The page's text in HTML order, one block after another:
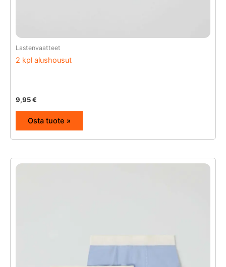
Lastenvaatteet
2 kpl alushousut
9,95€
Osta tuote »